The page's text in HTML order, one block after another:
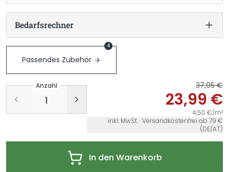
Bedarfsrechner
Passendes Zubehör
4
Anzahl 37,95 €
23,99 €
4,50 €/m²
inkl. MwSt. · Versandkostenfrei ab 79 €
(DE/AT)
In den Warenkorb